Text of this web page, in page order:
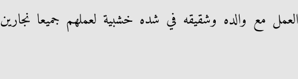
العمل مع والده وشقيقه في شده خشبية لعملهم جميعا نجارين